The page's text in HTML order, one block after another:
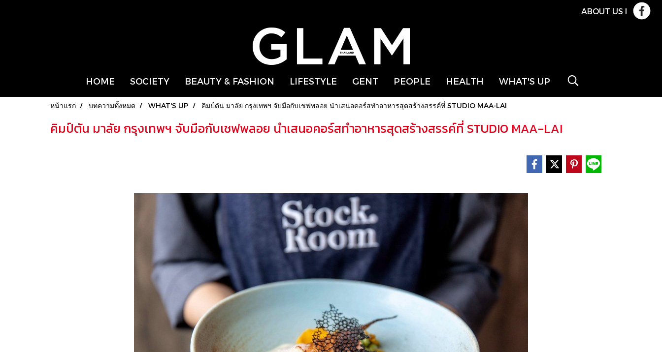
ABOUT US l
HOME SOCIETY BEAUTY & FASHION LIFESTYLE GENT PEOPLE HEALTH WHAT'S UP
หน้าแรก บทความทั้งหมด WHAT'S UP คิมป์ตัน มาลัย กรุงเทพฯ จับมือกับเชฟพลอย นำเสนอคอร์สทำอาหารสุดสร้างสรรค์ที่ STUDIO MAA-LAI
คิมป์ตัน มาลัย กรุงเทพฯ จับมือกับเชฟพลอย นำเสนอคอร์สทำอาหารสุดสร้างสรรค์ที่ STUDIO MAA-LAI